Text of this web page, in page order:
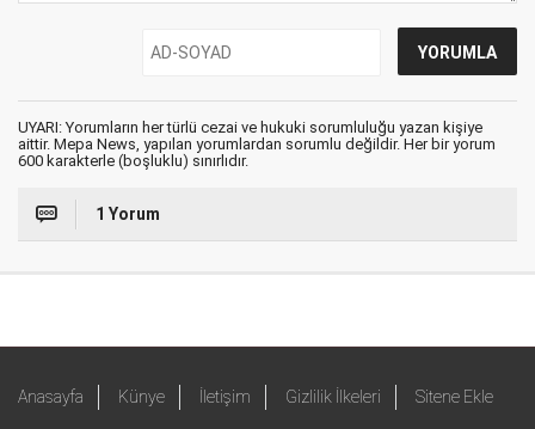
UYARI: Yorumların her türlü cezai ve hukuki sorumluluğu yazan kişiye
aittir. Mepa News, yapılan yorumlardan sorumlu değildir. Her bir yorum
600 karakterle (boşluklu) sınırlıdır.
1 Yorum
Anasayfa Künye İletişim Gizlilik İlkeleri Sitene Ekle